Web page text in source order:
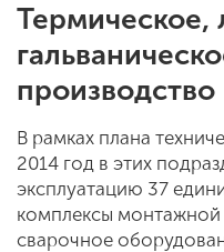
Термическое,
производство
В рамках плана
2014 год в этих
эксплуатацию 37
комплексы монтажной
сварочное